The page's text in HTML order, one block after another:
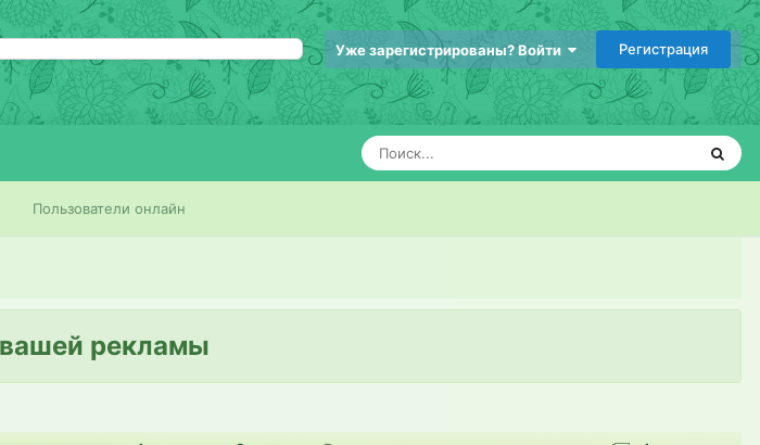
Уже зарегистрированы? Войти Регистрация
Пользователи онлайн
рекламы